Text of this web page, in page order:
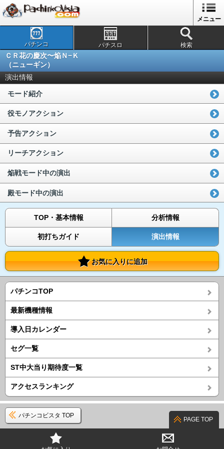
メニュー
パチンコ パチスロ 検索
ＣＲ花の慶次〜焔Ｎ−Ｋ
（ニューギン）
演出情報
モード紹介
役モノアクション
予告アクション
リーチアクション
焔戦モード中の演出
殿モード中の演出
TOP・基本情報 分析情報
初打ちガイド 演出情報
お気に入りに追加
パチンコTOP
最新機種情報
導入日カレンダー
セグ一覧
ST中大当り期待度一覧
アクセスランキング
パチンコビスタ TOP
PAGE TOP